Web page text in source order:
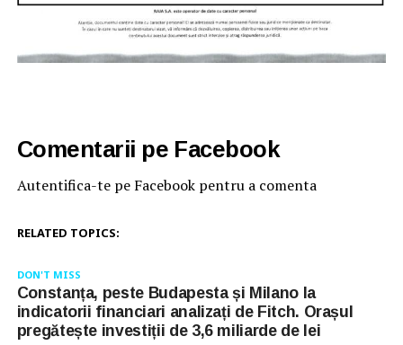
Comentarii pe Facebook
Autentifica-te pe Facebook pentru a comenta
RELATED TOPICS:
DON'T MISS
Constanța, peste Budapesta și Milano la
indicatorii financiari analizați de Fitch. Orașul
pregătește investiții de 3,6 miliarde de lei